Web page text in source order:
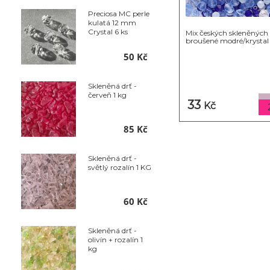
Mix českých
broušené modré/krystal
33 Kč
Preciosa MC perle
kulatá 12 mm
Crystal 6 ks
50 Kč
Skleněná drť -
červeň 1 kg
85 Kč
Skleněná drť -
světlý rozalín 1 KG
60 Kč
Skleněná drť -
olivín + rozalín 1
kg